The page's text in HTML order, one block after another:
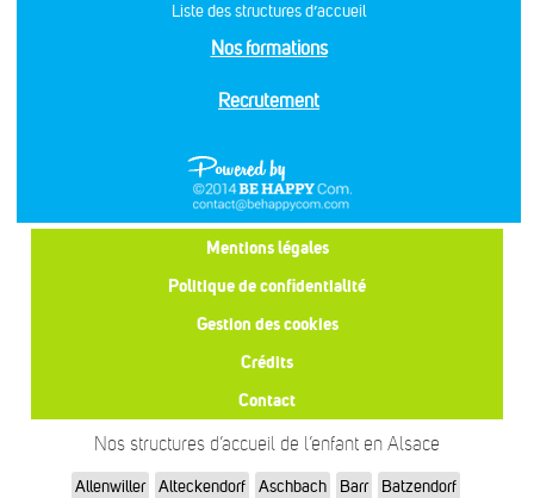
Liste des structures d’accueil
Nos formations
Recrutement
Mentions légales
Politique de confidentialité
Gestion des cookies
Crédits
Contact
Nos structures d’accueil de l’enfant en Alsace
Allenwiller Alteckendorf Aschbach Barr
Batzendorf